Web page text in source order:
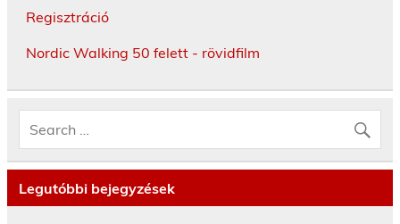
Regisztráció
Nordic Walking 50 felett - rövidfilm
Legutóbbi bejegyzések